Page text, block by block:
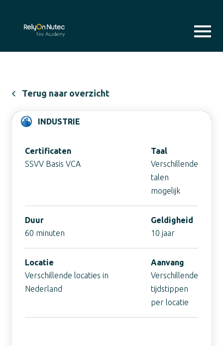
Terug naar overzicht
INDUSTRIE
Certificaten
SSVV Basis VCA
Taal
Verschillende
talen
mogelijk
Duur
60 minuten
Geldigheid
10 jaar
Locatie
Verschillende locaties in
Nederland
Aanvang
Verschillende
tijdstippen
per locatie